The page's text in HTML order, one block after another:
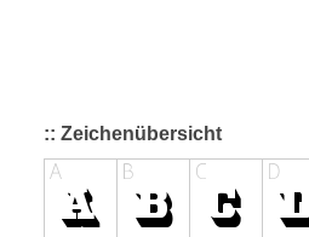
:: Zeichenübersicht